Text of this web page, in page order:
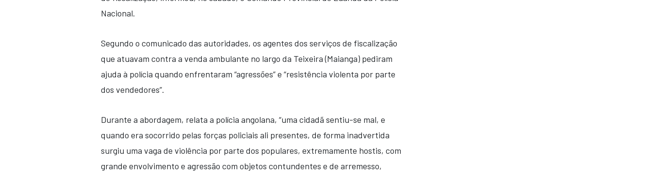
Nacional.
Segundo o comunicado das autoridades, os agentes dos serviços de fiscalização
que atuavam contra a venda ambulante no largo da Teixeira (Maianga) pediram
ajuda à polícia quando enfrentaram “agressões” e “resistência violenta por parte
dos vendedores”.
Durante a abordagem, relata a polícia angolana, “uma cidadã sentiu-se mal, e
quando era socorrido pelas forças policiais ali presentes, de forma inadvertida
surgiu uma vaga de violência por parte dos populares, extremamente hostis, com
grande envolvimento e agressão com objetos contundentes e de arremesso,